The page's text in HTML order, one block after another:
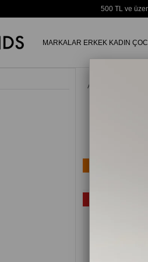
500 TL ve
MARKALAR ERKEK KADIN
Anasayfa